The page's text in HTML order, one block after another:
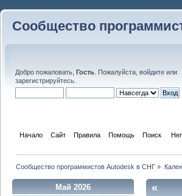
Сообщество
Добро пожаловать, Гость . Пожалуйста, войдите или
зарегистрируйтесь
Начало Сайт Правила Помощь Поиск
Сообщество программистов Autodesk в СНГ »
Май 2026 «